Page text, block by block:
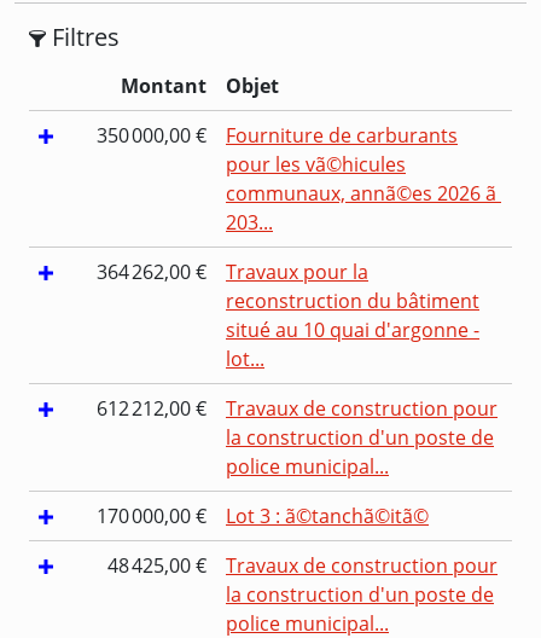
Filtres
Montant
Objet
350 000,00 €
Fourniture de carburants
pour les vã©hicules
communaux, annã©es 2026 ã
203...
364 262,00 €
Travaux pour la
reconstruction du bâtiment
situé au 10 quai d'argonne -
lot...
612 212,00 €
Travaux de construction pour
la construction d'un poste de
police municipal...
170 000,00 €
Lot 3 : ã©tanchã©itã©
48 425,00 €
Travaux de construction pour
la construction d'un poste de
police municipal...